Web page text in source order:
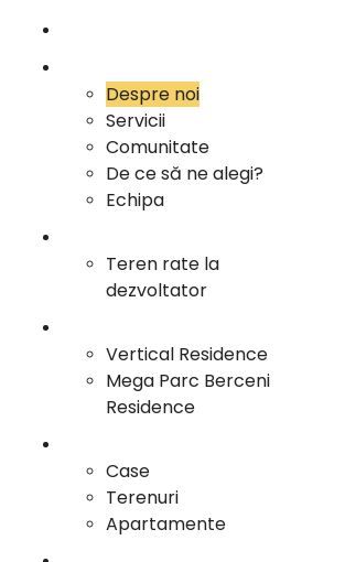
conținut
Despre noi
Servicii
Comunitate
De ce să ne alegi?
Echipa
Teren rate la
dezvoltator
Vertical Residence
Mega Parc Berceni
Residence
Case
Terenuri
Apartamente